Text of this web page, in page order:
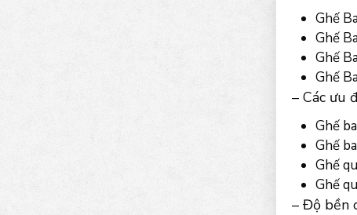
Ghế
Ghế
Ghế
Ghế
– Các ưu
Ghế
Ghế
Ghế
Ghế
– Độ bền